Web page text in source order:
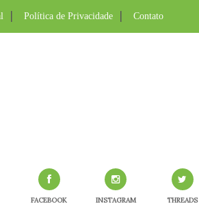
Política de Privacidade Contato
FACEBOOK INSTAGRAM THREADS